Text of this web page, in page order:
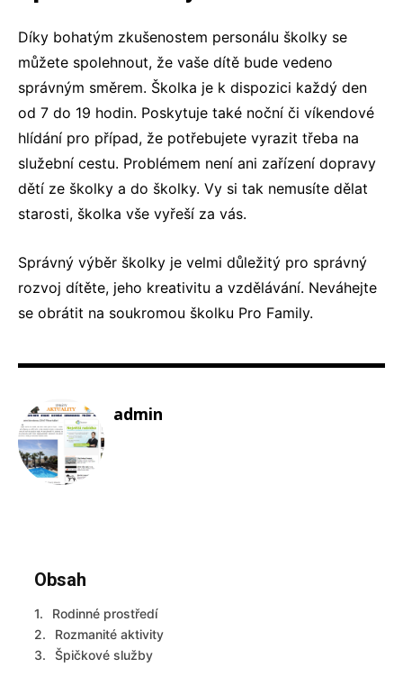
Díky bohatým zkušenostem personálu školky se
můžete spolehnout, že vaše dítě bude vedeno
správným směrem. Školka je k dispozici každý den
od 7 do 19 hodin. Poskytuje také noční či víkendové
hlídání pro případ, že potřebujete vyrazit třeba na
služební cestu. Problémem není ani zařízení dopravy
dětí ze školky a do školky. Vy si tak nemusíte dělat
starosti, školka vše vyřeší za vás.
Správný výběr školky je velmi důležitý pro správný
rozvoj dítěte, jeho kreativitu a vzdělávání. Neváhejte
se obrátit na soukromou školku Pro Family.
admin
Obsah
Rodinné prostředí
Rozmanité aktivity
Špičkové služby